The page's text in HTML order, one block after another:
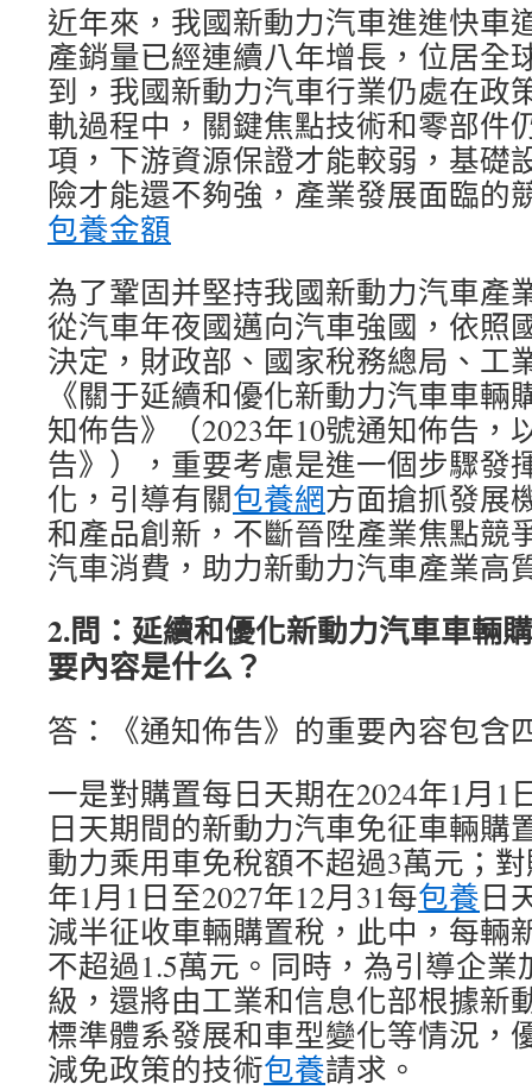
近年來，我國新動力汽車進進快車
產銷量已經連續八年增長，位居全
到，我國新動力汽車行業仍處在政
軌過程中，關鍵焦點技術和零部件
項，下游資源保證才能較弱，基礎
險才能還不夠強，產業發展面臨的
包養金額
為了鞏固并堅持我國新動力汽車產
從汽車年夜國邁向汽車強國，依照
決定，財政部、國家稅務總局、工
《關于延續和優化新動力汽車車輛
知佈告》（2023年10號通知佈告，
告》），重要考慮是進一個步驟發
化，引導有關包養網方面搶抓發展
和產品創新，不斷晉陞產業焦點競
汽車消費，助力新動力汽車產業高
2.問：延續和優化新動力汽車車輛
要內容是什么？
答：《通知佈告》的重要內容包含
一是對購置每日天期在2024年1月1
日天期間的新動力汽車免征車輛購
動力乘用車免稅額不超過3萬元；
年1月1日至2027年12月31每包養日
減半征收車輛購置稅，此中，每輛
不超過1.5萬元。同時，為引導企
級，還將由工業和信息化部根據新
標準體系發展和車型變化等情況，
減免政策的技術包養請求。